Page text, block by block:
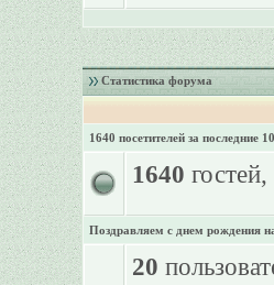
Статистика форума
1640 посетителей за последние
1640 гостей,
Поздравляем с днем рождения
20